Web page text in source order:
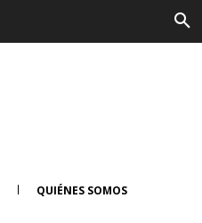
QUIÉNES SOMOS